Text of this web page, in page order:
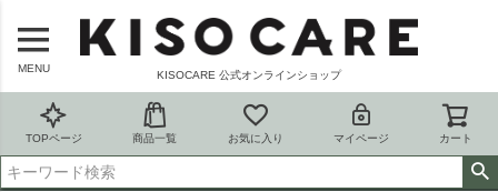
MENU
KISOCARE 公式オンラインショップ
TOPページ 商品一覧 お気に入り マイページ カート